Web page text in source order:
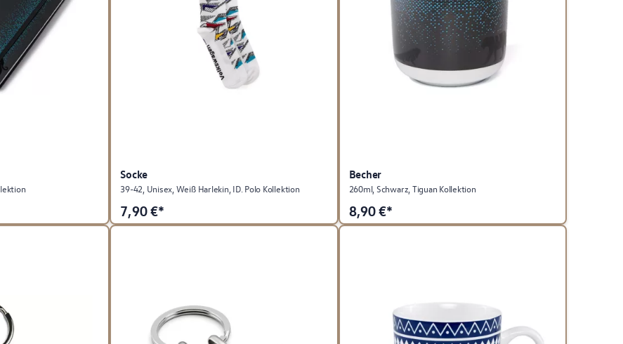
Socke
39-42, Unisex, Weiß Harlekin, ID. Polo Kollektion
7,90€*
Becher
260ml, Schwarz, Tiguan Kollektion
8,90€*